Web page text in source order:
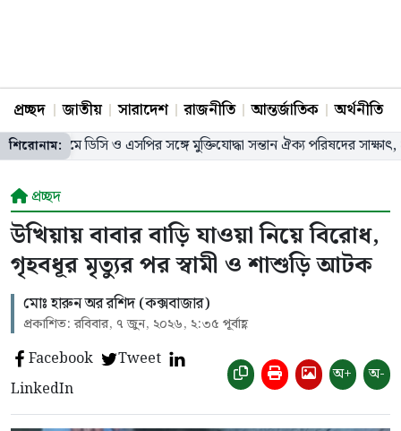
প্রচ্ছদ জাতীয় সারাদেশ রাজনীতি আন্তর্জাতিক অর্থনীতি
শিরোনাম:
ডিসি ও এসপির সঙ্গে মুক্তিযোদ্ধা সন্তান ঐক্য পরিষদের সাক্ষাৎ, ২১ সদস্যের
প্রচ্ছদ
উখিয়ায় বাবার বাড়ি যাওয়া নিয়ে বিরোধ,
গৃহবধূর মৃত্যুর পর স্বামী ও শাশুড়ি আটক
মোঃ হারুন অর রশিদ (কক্সবাজার)
প্রকাশিত: রবিবার, ৭ জুন, ২০২৬, ২:৩৫ পূর্বাহ্ণ
Facebook
Tweet
LinkedIn
অ+ অ-